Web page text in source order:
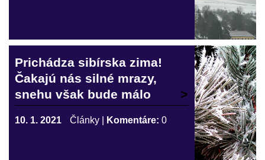
Prichádza sibírska zima!
Čakajú nás silné mrazy,
snehu však bude málo
10. 1. 2021 Články Komentáre: 0